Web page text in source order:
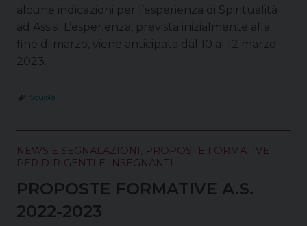
alcune indicazioni per l’esperienza di Spiritualità
ad Assisi. L’esperienza, prevista inizialmente alla
fine di marzo, viene anticipata dal 10 al 12 marzo
2023.
Scuola
NEWS E SEGNALAZIONI
PROPOSTE FORMATIVE
PER DIRIGENTI E INSEGNANTI
PROPOSTE FORMATIVE A.S.
2022-2023